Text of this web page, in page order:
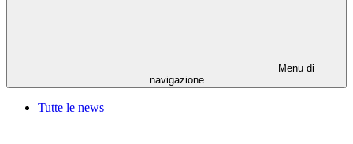
Menu di
navigazione
Tutte le news